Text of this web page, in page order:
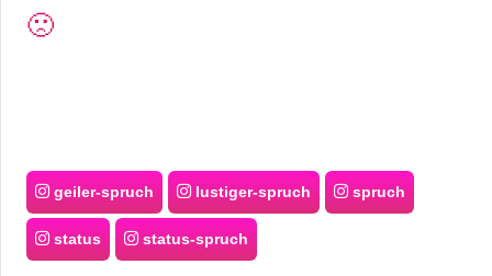
🙁
geiler-spruch lustiger-spruch spruch
status status-spruch